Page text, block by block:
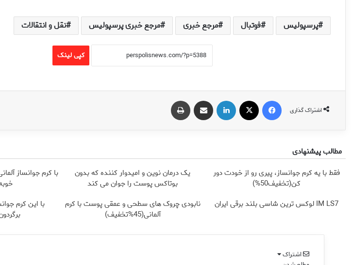
پرسپولیس فوتبال مرجع خبری مرجع خبری پرسپولیس نقل و انتقالات
کپی لینک
اشتراک گذاری
فیس بوک لینکدین اشتراک گذاری از طریق ایمیل
مطالب پیشنهادی
فقط با یه کرم جوانساز، پیری رو از خودت دور
کن(تخفیف50%)
یک درمان نوین و امیدوار کننده که بدون
بوتاکس پوست را جوان می کند
با کرم جوانساز
IM LS7 لوکس ترین شاسی بلند برقی ایران
نابودی چروک های سطحی و عمقی پوست با کرم
آلمانی(45%تخفیف)
با این کرم
برگردون(50%
اشتراک